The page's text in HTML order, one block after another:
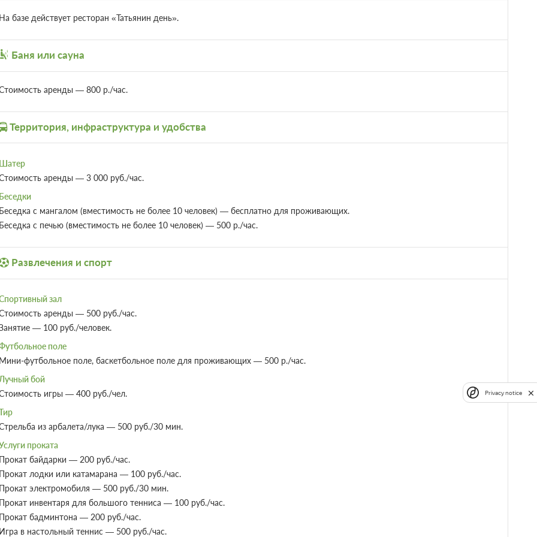
базе действует ресторан «Татьянин день».
Баня или сауна
аренды — 800 р./час.
Территория, инфраструктура и удобства
аренды — 3 000 руб./час.
с мангалом (вместимость не более 10 человек) — бесплатно для проживающих.
с печью (вместимость не более 10 человек) — 500 р./час.
Развлечения и спорт
зал
аренды — 500 руб./час.
— 100 руб./человек.
поле
футбольное поле, баскетбольное поле для проживающих — 500 р./час.
бой
игры — 400 руб./чел.
из арбалета/лука — 500 руб./30 мин.
проката
байдарки — 200 руб./час.
лодки или катамарана — 100 руб./час.
электромобиля — 500 руб./30 мин.
инвентаря для большого тенниса — 100 руб./час.
бадминтона — 200 руб./час.
в настольный теннис — 500 руб./час.
Privacy notice